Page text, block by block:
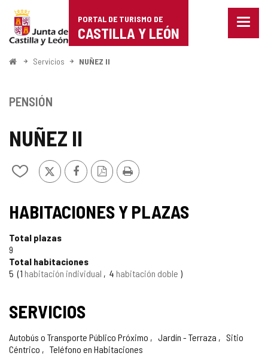
Portal
de
Turismo
Castilla
León
PORTAL DE TURISMO DE
CASTILLA Y LEÓN
Menu
InicioServicios NUÑEZ II
NUÑEZ II
Añadir/quitar
cuadernos
X FacebookVersión
PDF
Imprimir
PENSIÓN
HABITACIONES Y PLAZAS
Total plazas
9
Total habitaciones
5
1 habitación individual 4 habitación doble
SERVICIOS
Autobús o Transporte Público Próximo Jardín - Terraza
Sitio
Céntrico
Teléfono en Habitaciones